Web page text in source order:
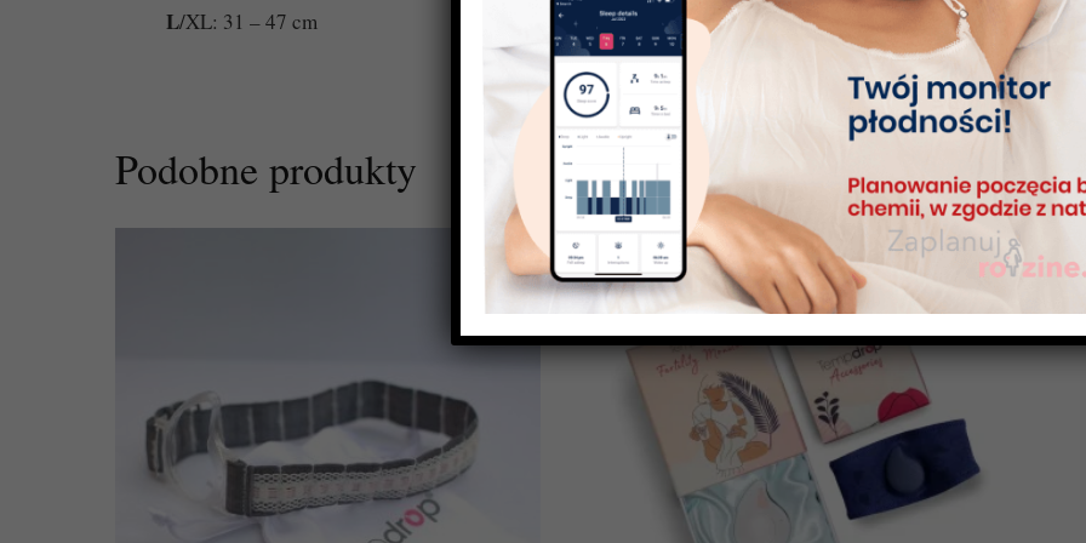
L/XL: 31 – 47 cm
Podobne produkty
PROMOCJA!